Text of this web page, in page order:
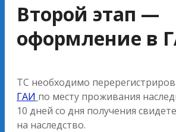
Второй этап —
оформление в
ТС необходимо
ГАИ по месту проживания
10 дней со дня получения
на наследство.